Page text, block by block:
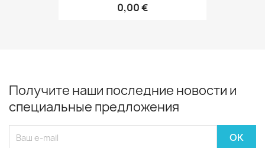
0,00 €
Получите наши последние новости и
специальные предложения